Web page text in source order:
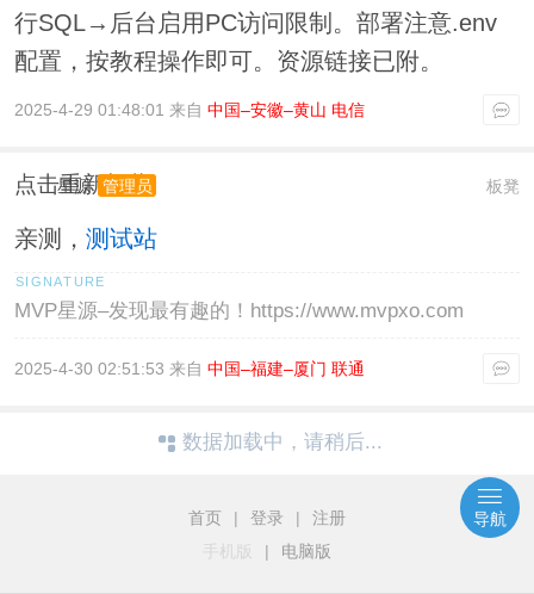
行SQL→后台启用PC访问限制。部署注意.env
配置，按教程操作即可。资源链接已附。
2025-4-29 01:48:01 来自 中国–安徽–黄山 电信
点击重新加载 板凳
星源 管理员
亲测， 测试站
MVP星源–发现最有趣的！https://www.mvpxo.com
2025-4-30 02:51:53 来自 中国–福建–厦门 联通
数据加载中，请稍后...
首页 | 登录 |
注册
手机版
| 电脑版
导航